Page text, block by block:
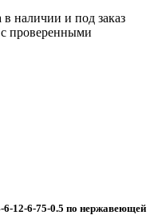
наличии и под заказ
с проверенными
6-12-6-75-0.5 по нержавеющей